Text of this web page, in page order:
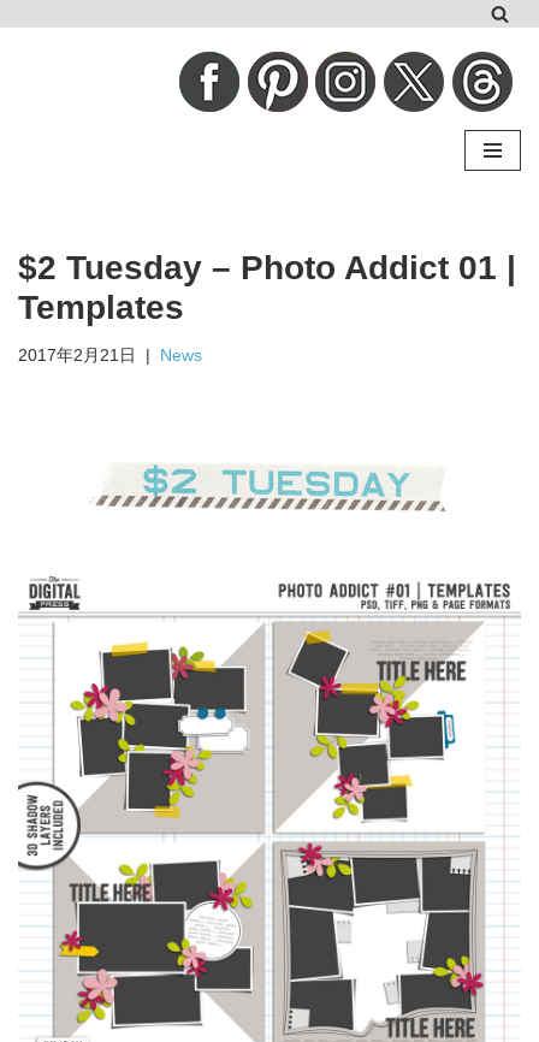
ス
キ
プ
$2 Tuesday – Photo Addict 01 |
Templates
2017年2月21日 News